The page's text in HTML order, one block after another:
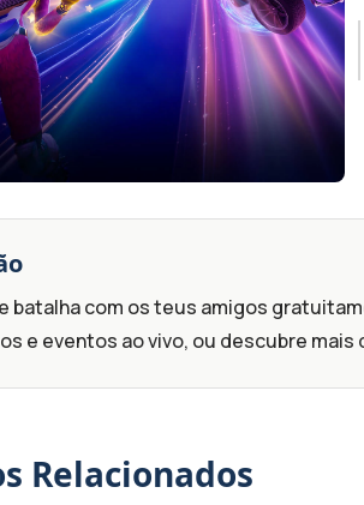
batalha com os teus amigos
e eventos ao vivo, ou descubre
Relacionados